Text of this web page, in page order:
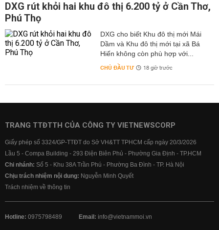
DXG rút khỏi hai khu đô thị 6.200 tỷ ở Cần Thơ,
Phú Thọ
DXG cho biết Khu đô thị mới Mái
Dầm và Khu đô thị mới tại xã Bá
Hiến không còn phù hợp với...
CHỦ ĐẦU TƯ 18 giờ trước
TRANG TTĐTTH CỦA CÔNG TY VIETNEWSCORP
Giấy phép số 3324/GP-TTĐT do Sở VH&TT TPHCM cấp ngày 20/3/2026
Lầu 5 - Compa Building - 293 Điện Biên Phủ - Phường Gia Định - TP.HCM
Chi nhánh: Số 5 - Khu 38A Trần Phú - Phường Ba Đình - TP. Hà Nội
Chịu trách nhiệm nội dung: Nguyễn Minh Quyết
Trách nhiệm về thông tin
Hotline: 0975798489 Email: info@vietnammoi.vn